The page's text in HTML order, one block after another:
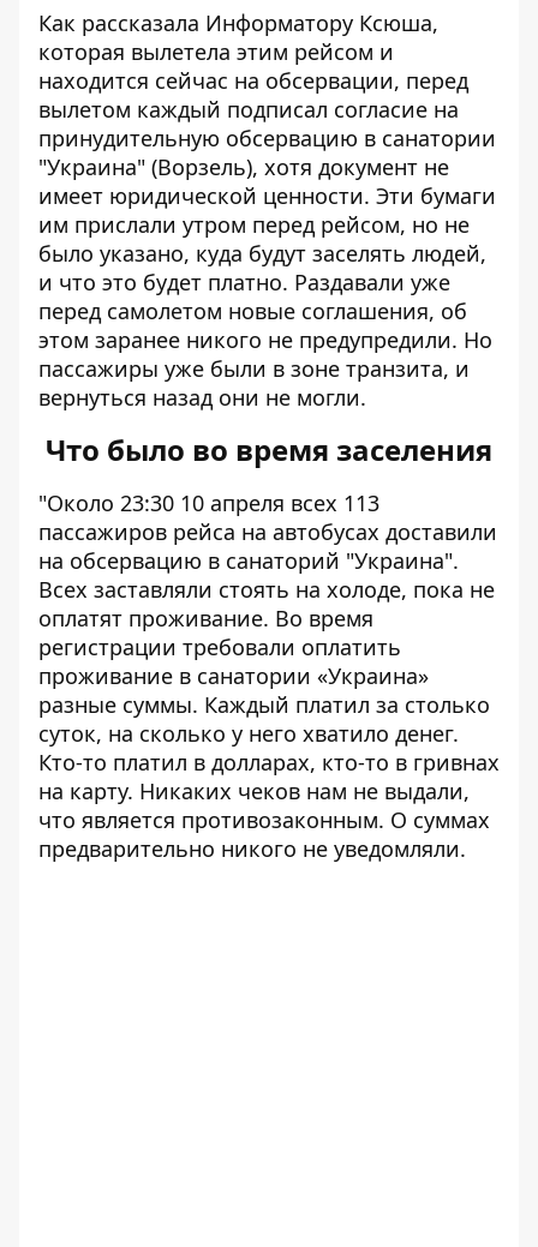
Как рассказала Информатору Ксюша,
которая вылетела этим рейсом и
находится сейчас на обсервации, перед
вылетом каждый подписал согласие на
принудительную обсервацию в санатории
"Украина" (Ворзель), хотя документ не
имеет юридической ценности. Эти бумаги
им прислали утром перед рейсом, но не
было указано, куда будут заселять людей,
и что это будет платно. Раздавали уже
перед самолетом новые соглашения, об
этом заранее никого не предупредили. Но
пассажиры уже были в зоне транзита, и
вернуться назад они не могли.
Что было во время заселения
"Около 23:30 10 апреля всех 113
пассажиров рейса на автобусах доставили
на обсервацию в санаторий "Украина".
Всех заставляли стоять на холоде, пока не
оплатят проживание. Во время
регистрации требовали оплатить
проживание в санатории «Украина»
разные суммы. Каждый платил за столько
суток, на сколько у него хватило денег.
Кто-то платил в долларах, кто-то в гривнах
на карту. Никаких чеков нам не выдали,
что является противозаконным. О суммах
предварительно никого не уведомляли.